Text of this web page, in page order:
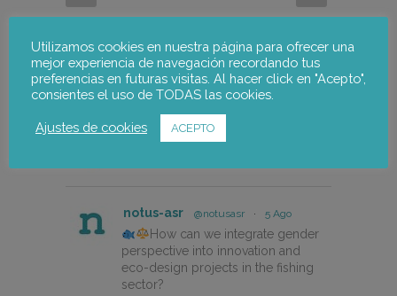
notus-asr @notusasr · 5 Ago
How can we integrate gender
perspective into innovation and
eco-design projects in the fishing
sector?
Utilizamos cookies en nuestra página para ofrecer una
mejor experiencia de navegación recordando tus
preferencias en futuras visitas. Al hacer click en "Acepto",
consientes el uso de TODAS las cookies.
Ajustes de cookies ACEPTO